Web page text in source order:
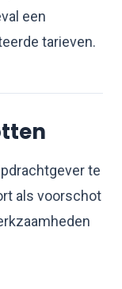
een
tarieven.
te
als voorschot